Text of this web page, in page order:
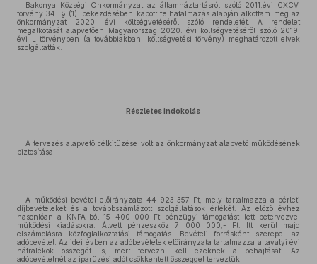
Bakonya Községi Önkormányzat az államháztartásról szóló 2011.évi CXCV.
törvény 34. § (1). bekezdésében kapott felhatalmazás alapján alkottam meg az
önkormányzat 2020. évi költségvetéséről szóló rendeletét. A rendelet
megalkotását alapvetően Magyarország 2020. évi költségvetéséről szóló 2019.
évi L törvényben (a továbbiakban: költségvetési törvény) meghatározott elvek
szolgáltatták.
Részletes indokolás
A tervezés alapvető célkitűzése volt az önkormányzat alapvető működésének
biztosítása.
A működési bevétel előirányzata 44 923 357 Ft, mely tartalmazza a bérleti
díjbevételeket és a továbbszámlázott szolgáltatások értékét. Az előző évhez
hasonlóan a KNPA-ból 15 400 000 Ft pénzügyi támogatást lett betervezve,
működési kiadásokra. Átvett pénzeszköz 7 000 000,- Ft. Itt kerül majd
elszámolásra közfoglalkoztatási támogatás. Bevételi forrásként szerepel az
adóbevétel. Az idei évben az adóbevételek előirányzata tartalmazza a tavalyi évi
hátralékok összegét is, mert tervezni kell ezeknek a behajtását. Az
adóbevételnél az iparűzési adót csökkentett összeggel terveztük.